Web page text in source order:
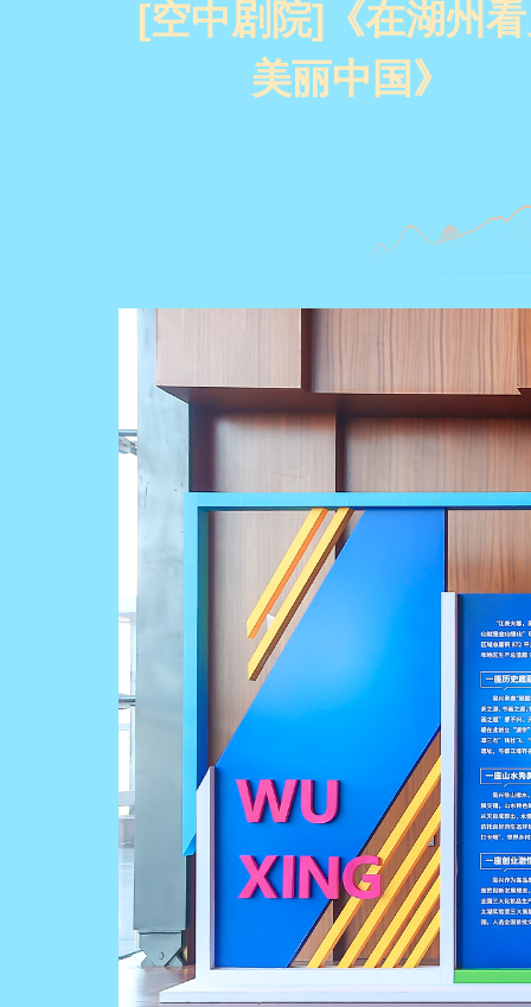
[空中剧院]《在湖州
美丽中国》